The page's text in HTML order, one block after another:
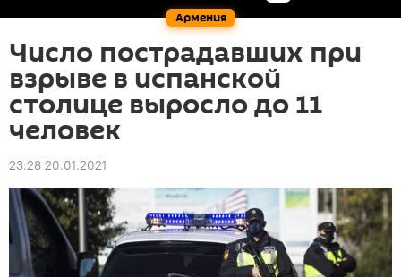
Армения
Число пострадавших при
взрыве в испанской
столице выросло до 11
человек
23:28 20.01.2021